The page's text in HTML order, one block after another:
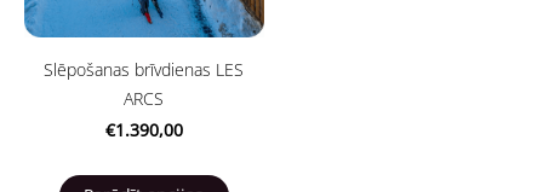
Slēpošanas brīvdienas LES
ARCS
€1.390,00